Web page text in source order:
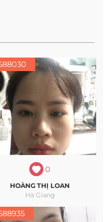
0
HOÀNG THỊ LOAN
Hà Giang